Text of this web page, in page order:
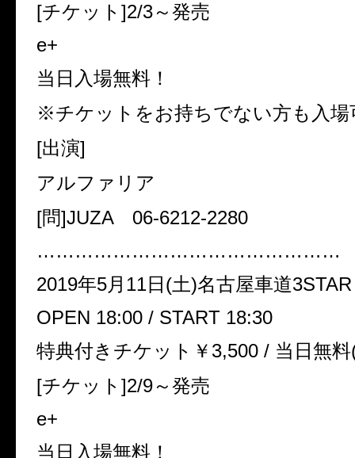
[チケット]2/3～発売
e+
当日入場無料！
※チケットをお持ちでない方も入場
[出演]
アルファリア
[問]JUZA 06-6212-2280
…………………………………………
2019年5月11日(土)名古屋車道3STAR
OPEN 18:00 / START 18:30
特典付きチケット￥3,500 / 当日無
[チケット]2/9～発売
e+
当日入場無料！